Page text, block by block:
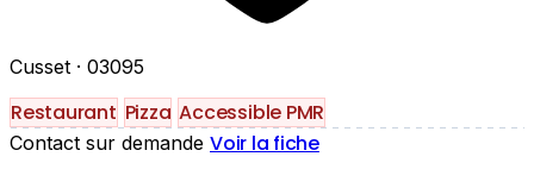
Cusset · 03095
Restaurant Pizza Accessible PMR
Contact sur demande Voir la fiche